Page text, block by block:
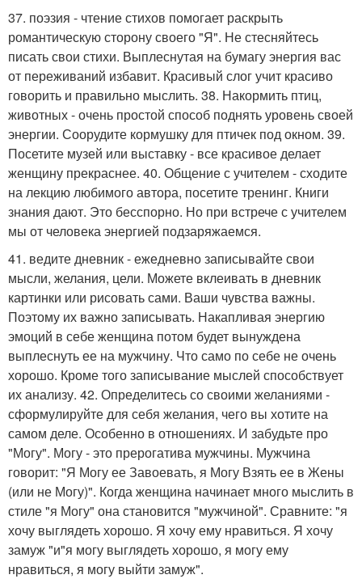
37. поэзия - чтение стихов помогает раскрыть
романтическую сторону своего "Я". Не стесняйтесь
писать свои стихи. Выплеснутая на бумагу энергия вас
от переживаний избавит. Красивый слог учит красиво
говорить и правильно мыслить. 38. Накормить птиц,
животных - очень простой способ поднять уровень своей
энергии. Соорудите кормушку для птичек под окном. 39.
Посетите музей или выставку - все красивое делает
женщину прекраснее. 40. Общение с учителем - сходите
на лекцию любимого автора, посетите тренинг. Книги
знания дают. Это бесспорно. Но при встрече с учителем
мы от человека энергией подзаряжаемся.
41. ведите дневник - ежедневно записывайте свои
мысли, желания, цели. Можете вклеивать в дневник
картинки или рисовать сами. Ваши чувства важны.
Поэтому их важно записывать. Накапливая энергию
эмоций в себе женщина потом будет вынуждена
выплеснуть ее на мужчину. Что само по себе не очень
хорошо. Кроме того записывание мыслей способствует
их анализу. 42. Определитесь со своими желаниями -
сформулируйте для себя желания, чего вы хотите на
самом деле. Особенно в отношениях. И забудьте про
"Могу". Могу - это прерогатива мужчины. Мужчина
говорит: "Я Могу ее Завоевать, я Могу Взять ее в Жены
(или не Могу)". Когда женщина начинает много мыслить в
стиле "я Могу" она становится "мужчиной". Сравните: "я
хочу выглядеть хорошо. Я хочу ему нравиться. Я хочу
замуж "и"я могу выглядеть хорошо, я могу ему
нравиться, я могу выйти замуж".